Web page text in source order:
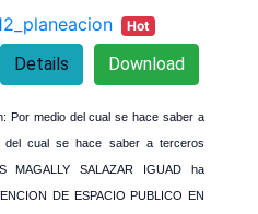
Hot
Download
Details
Por medio del cual se hace saber a
del cual se hace saber a terceros
MAGALLY SALAZAR IGUAD ha
DE ESPACIO PUBLICO EN